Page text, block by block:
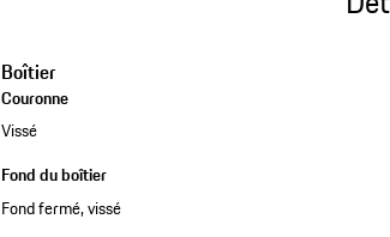
Boîtier
Couronne
Vissé
Fond du boîtier
Fond fermé, vissé